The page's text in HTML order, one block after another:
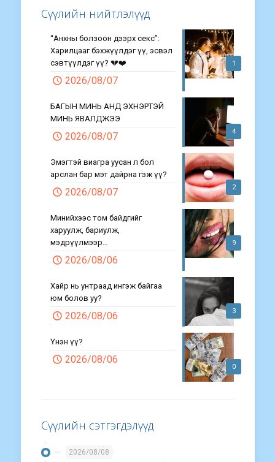
Сүүлийн нийтлэлүүд
1
“Анхны болзоон дээрх секс”:
Харилцааг бэхжүүлдэг үү, эсвэл
сэвтүүлдэг үү? 💔❤️
2026/08/07
4
БАГЫН МИНЬ АНД ЭХНЭРТЭЙ
МИНЬ ЯВАЛДЖЭЭ
2026/08/07
2
Эмэгтэй виагра уусан л бол
арслан бар мэт дайрна гэж үү?
2026/08/07
9
Минийхээс том байдгийг
харуулж, бариулж,
мэдрүүлмээр…
2026/08/06
3
Хайр нь унтраад ингэж байгаа
юм болов уу?
2026/08/06
0
Үнэн үү?
2026/08/06
Сүүлийн сэтгэгдэлүүд
2026/08/08